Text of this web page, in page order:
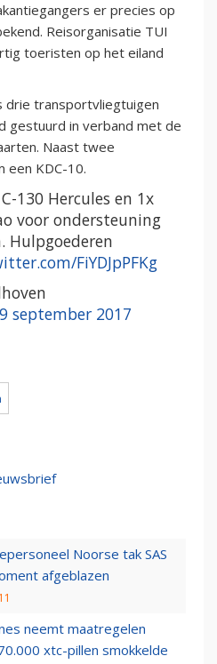
er precies op
Reisorganisatie TUI
toeristen op het eiland
drie transportvliegtuigen
gestuurd in verband met de
Naast twee
een KDC-10.
130 Hercules en 1x
voor ondersteuning
Hulpgoederen
FiYDJpPFKg
9 september 2017
Noorse tak SAS
afgeblazen
neemt maatregelen
xtc-pillen smokkelde